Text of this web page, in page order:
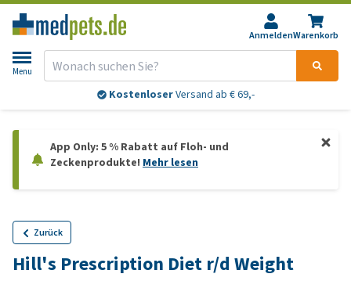
AnmeldenWarenkorb
Menu
KostenloserVersand ab € 69,-
App Only: 5 % Rabatt auf Floh- und
Zeckenprodukte! Mehr lesen
Zurück
Hill's Prescription Diet r/d Weight